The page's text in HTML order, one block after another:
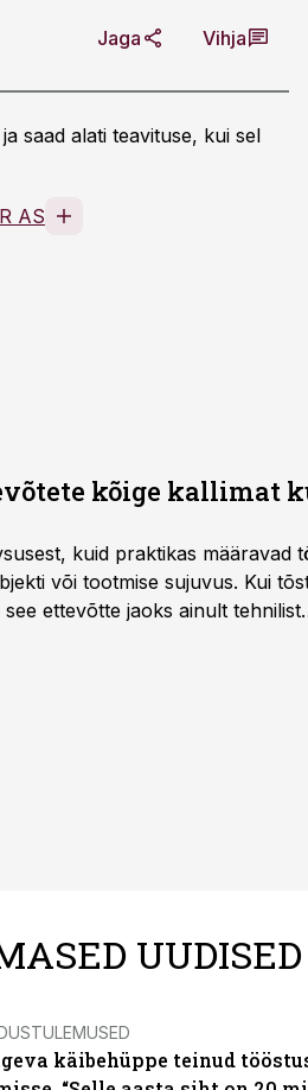
Jaga Vihja
saad alati teavituse, kui sel
AS
kõige kallimat
kuid praktikas määravad
või tootmise sujuvus. Kui
ettevõtte jaoks ainult tehnilist
UUDISED
käibehüppe teinud